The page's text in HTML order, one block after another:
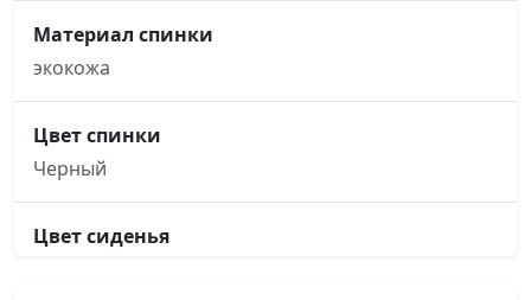
Материал спинки
экокожа
Цвет спинки
Черный
Цвет сиденья